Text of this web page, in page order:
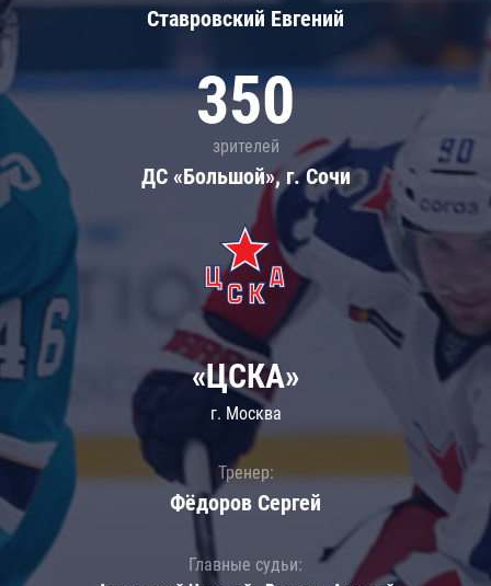
Ставровский Евгений
350
зрителей
ДС «Большой», г. Сочи
«ЦСКА»
г. Москва
Тренер:
Фёдоров Сергей
Главные судьи: